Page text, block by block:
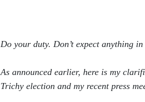
Do your duty. Don’t expect anything
As announced earlier, here is my
Trichy election and my recent press